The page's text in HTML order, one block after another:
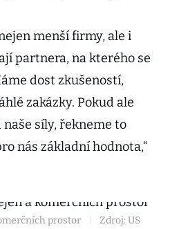
menší firmy, ale i
partnera, na kterého se
dost zkušeností,
zakázky. Pokud ale
síly, řekneme to
nás základní hodnota,“
prostor
Zdroj: US